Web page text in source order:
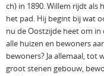
ch) in 1890. Willem rijdt als
het pad. Hij begint bij wat
nu de Oostzijde heet om
alle huizen en bewoners
bewoners? Ja allemaal, tot
groot stenen gebouw,